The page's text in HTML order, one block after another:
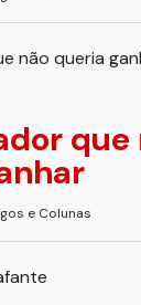
que
e Colunas